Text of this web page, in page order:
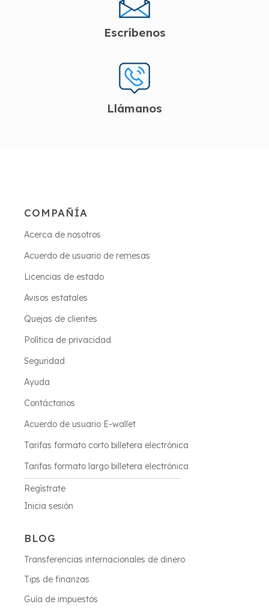
Escríbenos
Llámanos
COMPAÑÍA
Acerca de nosotros
Acuerdo de usuario de remesas
Licencias de estado
Avisos estatales
Quejas de clientes
Política de privacidad
Seguridad
Ayuda
Contáctanos
Acuerdo de usuario E-wallet
Tarifas formato corto billetera electrónica
Tarifas formato largo billetera electrónica
Regístrate
Inicia sesión
BLOG
Transferencias internacionales de dinero
Tips de finanzas
Guía de impuestos